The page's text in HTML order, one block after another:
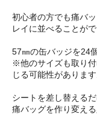
初心者の方でも痛バ
レイに並べることがで
57㎜の缶バッジを24
※他のサイズも取り
じる可能性があります
シートを差し替える
痛バッグを作り変え